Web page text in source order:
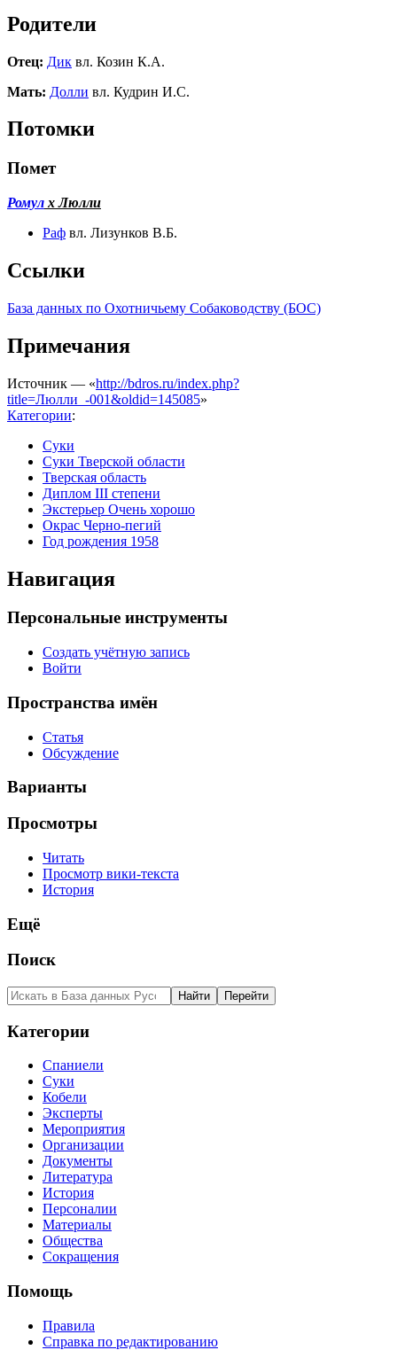
Родители
Отец: Дик вл. Козин К.А.
Мать: Долли вл. Кудрин И.С.
Потомки
Помет
Ромул х Люлли
Раф вл. Лизунков В.Б.
Ссылки
База данных по Охотничьему Собаководству (БОС)
Примечания
Источник — «http://bdros.ru/index.php?
title=Люлли_-001&oldid=145085»
Категории:
Суки
Суки Тверской области
Тверская область
Диплом III степени
Экстерьер Очень хорошо
Окрас Черно-пегий
Год рождения 1958
Навигация
Персональные инструменты
Создать учётную запись
Войти
Пространства имён
Статья
Обсуждение
Варианты
Просмотры
Читать
Просмотр вики-текста
История
Ещё
Поиск
Категории
Спаниели
Суки
Кобели
Эксперты
Мероприятия
Организации
Документы
Литература
История
Персоналии
Материалы
Общества
Сокращения
Помощь
Правила
Справка по редактированию